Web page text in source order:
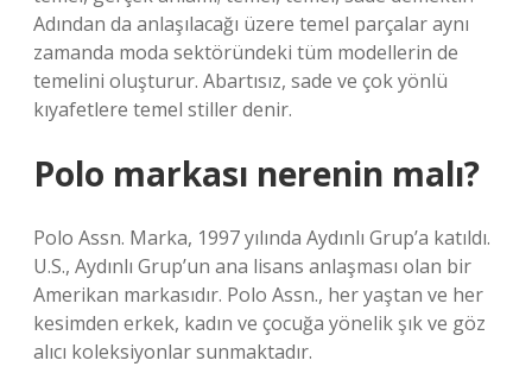
Adından da anlaşılacağı üzere temel parçalar aynı
zamanda moda sektöründeki tüm modellerin de
temelini oluşturur. Abartısız, sade ve çok yönlü
kıyafetlere temel stiller denir.
Polo markası nerenin malı?
Polo Assn. Marka, 1997 yılında Aydınlı Grup’a katıldı.
U.S., Aydınlı Grup’un ana lisans anlaşması olan bir
Amerikan markasıdır. Polo Assn., her yaştan ve her
kesimden erkek, kadın ve çocuğa yönelik şık ve göz
alıcı koleksiyonlar sunmaktadır.